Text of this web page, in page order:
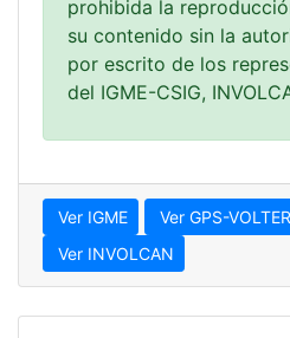
prohibida la
su contenido sin la
por escrito de los
del IGME-CSIG,
Ver IGME Ver GPS-VOLTER
Ver INVOLCAN